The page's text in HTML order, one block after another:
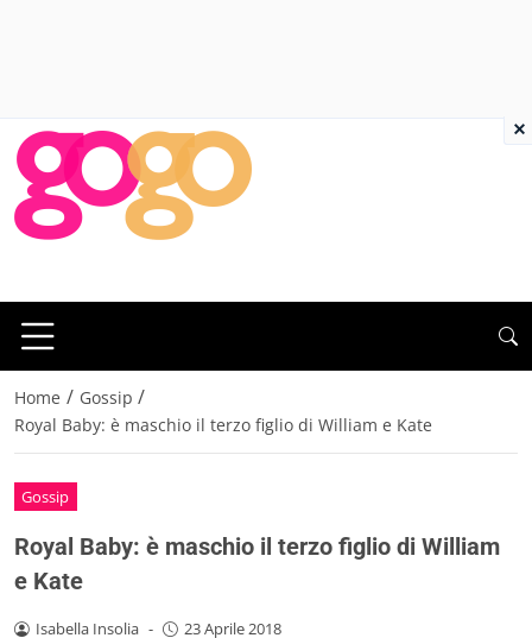
Home / Gossip /
Royal Baby: è maschio il terzo figlio di William e Kate
Gossip
Royal Baby: è maschio il terzo figlio di William
e Kate
Isabella Insolia - 23 Aprile 2018
×